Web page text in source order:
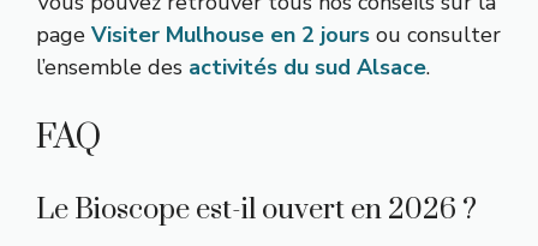
page Visiter Mulhouse en 2 jours ou consulter
l’ensemble des activités du sud Alsace.
FAQ
Le Bioscope est-il ouvert en 2026 ?